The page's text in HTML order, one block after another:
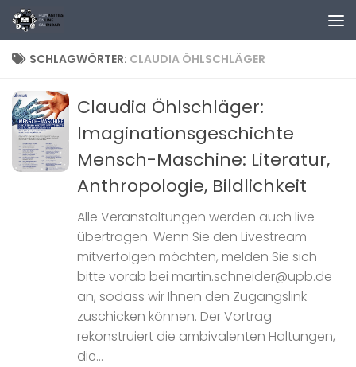
Zum Inhalt springen
SCHLAGWÖRTER: CLAUDIA ÖHLSCHLÄGER
Claudia Öhlschläger:
Imaginationsgeschichte
Mensch-Maschine: Literatur,
Anthropologie, Bildlichkeit
Alle Veranstaltungen werden auch live
übertragen. Wenn Sie den Livestream
mitverfolgen möchten, melden Sie sich
bitte vorab bei martin.schneider@upb.de
an, sodass wir Ihnen den Zugangslink
zuschicken können. Der Vortrag
rekonstruiert die ambivalenten Haltungen,
die...